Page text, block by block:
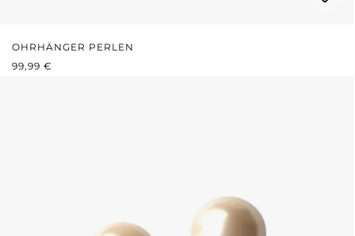
OHRHÄNGER PERLEN
REGULÄRER PREIS:
99,99 €